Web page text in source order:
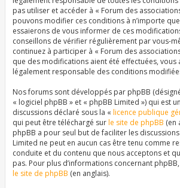
pas utiliser et accéder à « Forum des
pouvons modifier ces conditions à n’importe
essaierons de vous informer de ces
conseillons de vérifier régulièrement par vous-
continuez à participer à « Forum des
que des modifications aient été effectuées, vous
légalement responsable des conditions
Nos forums sont développés par phpBB
« logiciel phpBB » et « phpBB Limited ») qui est
discussions déclaré sous la « licence publique
qui peut être téléchargé surle site de phpBB (en
phpBB a pour seul but de faciliter les
Limited ne peut en aucun cas être tenu comme
conduite et du contenu que nous acceptons et
pas. Pour plus d’informations concernant
le site de phpBB (en anglais).